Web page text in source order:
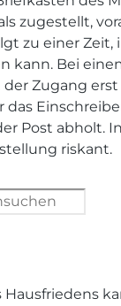
zugestellt,
zu einer Zeit,
kann. Bei
der Zugang
das
Post abholt.
riskant.
Hausfriedens